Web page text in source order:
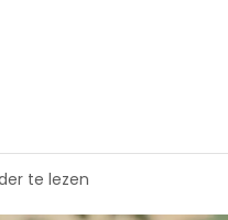
te lezen